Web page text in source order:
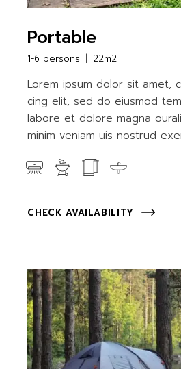
Portable
1-6 persons 22m2
Lorem ipsum dolor sit amet,
cing elit, sed do eiusmod
labore et dolore magna
minim veniam uis nostrud
CHECK AVAILABILITY